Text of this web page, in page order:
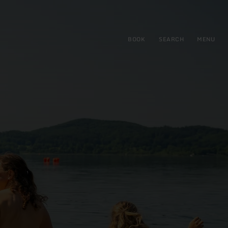
BOOK SEARCH MENU